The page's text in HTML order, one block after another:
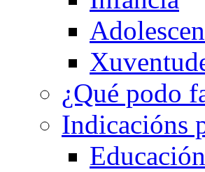
¿Qué podo
Indicacións